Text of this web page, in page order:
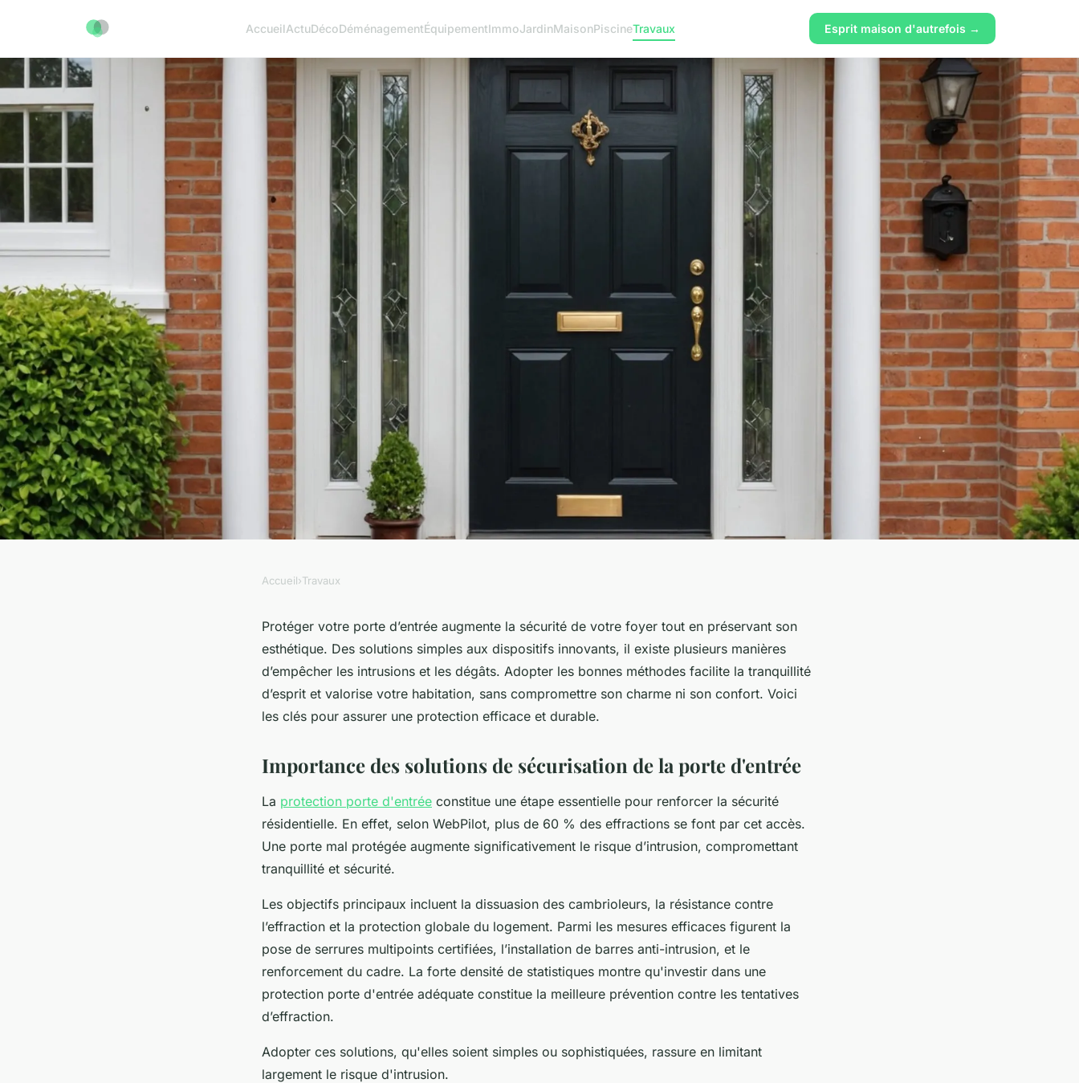
AccueilActuDécoDéménagementÉquipementImmoJardinMaisonPiscineTravaux Esprit maison d'autrefois →
Sécurisez votre porte d'entrée
efficacement grâce à ces solutions clés
4 min de lecture
Accueil›Travaux
Protéger votre porte d’entrée augmente la sécurité de votre foyer tout en préservant son
esthétique. Des solutions simples aux dispositifs innovants, il existe plusieurs manières
d’empêcher les intrusions et les dégâts. Adopter les bonnes méthodes facilite la tranquillité
d’esprit et valorise votre habitation, sans compromettre son charme ni son confort. Voici
les clés pour assurer une protection efficace et durable.
Importance des solutions de sécurisation de la porte d'entrée
La protection porte d'entrée constitue une étape essentielle pour renforcer la sécurité
résidentielle. En effet, selon WebPilot, plus de 60 % des effractions se font par cet accès.
Une porte mal protégée augmente significativement le risque d’intrusion, compromettant
tranquillité et sécurité.
Les objectifs principaux incluent la dissuasion des cambrioleurs, la résistance contre
l’effraction et la protection globale du logement. Parmi les mesures efficaces figurent la
pose de serrures multipoints certifiées, l’installation de barres anti-intrusion, et le
renforcement du cadre. La forte densité de statistiques montre qu'investir dans une
protection porte d'entrée adéquate constitue la meilleure prévention contre les tentatives
d’effraction.
Adopter ces solutions, qu'elles soient simples ou sophistiquées, rassure en limitant
largement le risque d'intrusion.